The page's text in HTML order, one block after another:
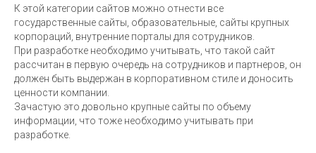
К этой категории сайтов можно отнести все
государственные сайты, образовательные, сайты крупных
корпораций, внутренние порталы для сотрудников.
При разработке необходимо учитывать, что такой сайт
рассчитан в первую очередь на сотрудников и партнеров, он
должен быть выдержан в корпоративном стиле и доносить
ценности компании.
Зачастую это довольно крупные сайты по объему
информации, что тоже необходимо учитывать при
разработке.